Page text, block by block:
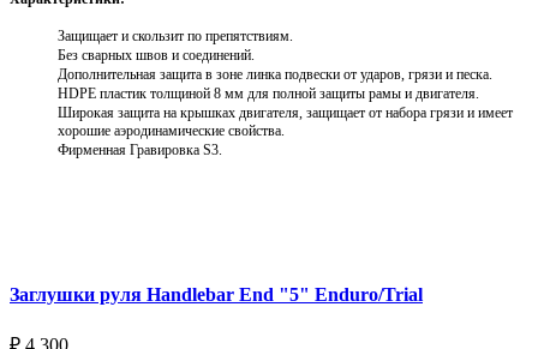
Защищает и скользит по препятствиям.
Без сварных швов и соединений.
Дополнительная защита в зоне линка подвески от ударов, грязи и песка.
HDPE пластик толщиной 8 мм для полной защиты рамы и двигателя.
Широкая защита на крышках двигателя, защищает от набора грязи и имеет
хорошие аэродинамические свойства.
Фирменная Гравировка S3.
Заглушки руля Handlebar End "5" Enduro/Trial
₽ 4,300